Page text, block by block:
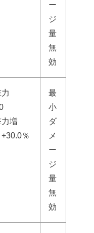
ー
ジ
量
無
効
力
増
％
最
小
ダ
メ
ー
ジ
量
無
効